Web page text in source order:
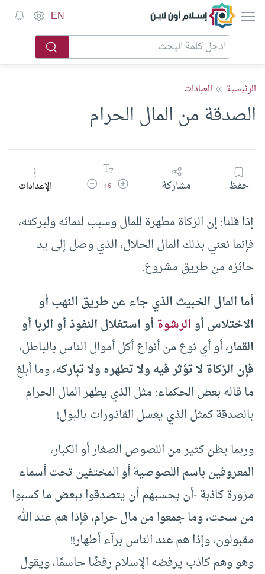
إسلام أون لاين EN
الرئيسية العبادات
الصدقة من المال الحرام
حفظ مشاركة زيادة حجم الخط
16 تقليل حجم الخطالإعدادات
إذا قلنا: إن الزكاة مطهرة للمال وسبب لنمائه ولبركته،
فإنما نعني بذلك المال الحلال، الذي وصل إلى يد
حائزه من طريق مشروع.
أما المال الخبيث الذي جاء عن طريق النهب أو
الاختلاس أوالرشوةأو استغلال النفوذ أو الربا أو
القمار، أو أي نوع من أنواع أكل أموال الناس بالباطل،
فإن الزكاة لا تؤثر فيه ولا تطهره ولا تباركه، وما أبلغ
ما قاله بعض الحكماء: مثل الذي يطهر المال الحرام
بالصدقة كمثل الذي يغسل القاذورات بالبول!
وربما يظن كثير من اللصوص الصغار أو الكبار،
المعروفين باسم اللصوصية أو المختفين تحت أسماء
مزورة كاذبة -أن بحسبهم أن يتصدقوا ببعض ما كسبوا
من سحت، وما جمعوا من مال حرام، فإذا هم عند الله
مقبولون، وإذا هم عند الناس برآء أطهار!!
وهو وهم كاذب يرفضه الإسلام رفضًا حاسمًا، ويقول